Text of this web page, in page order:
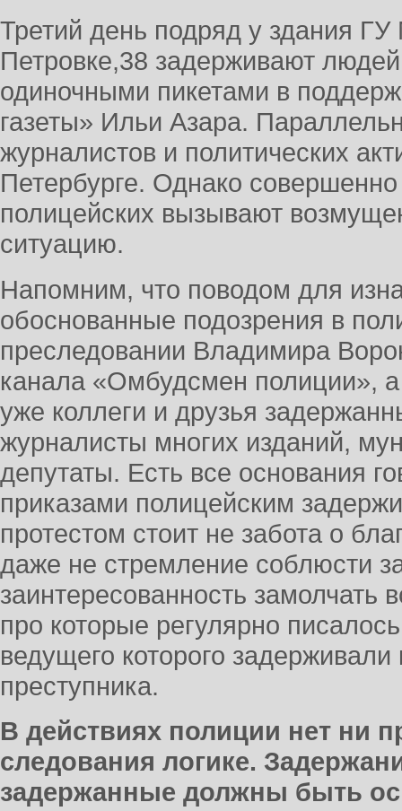
Третий день подряд у здания
Петровке,38 задерживают
одиночными пикетами в
газеты» Ильи Азара.
журналистов и политических
Петербурге. Однако
полицейских вызывают
ситуацию.
Напомним, что поводом для
обоснованные подозрения в
преследовании Владимира
канала «Омбудсмен полиции»,
уже коллеги и друзья
журналисты многих изданий,
депутаты. Есть все основания
приказами полицейским
протестом стоит не забота о
даже не стремление соблюсти
заинтересованность замолчать
про которые регулярно
ведущего которого задерживали
преступника.
В действиях полиции нет ни
следования логике.
задержанные должны быть